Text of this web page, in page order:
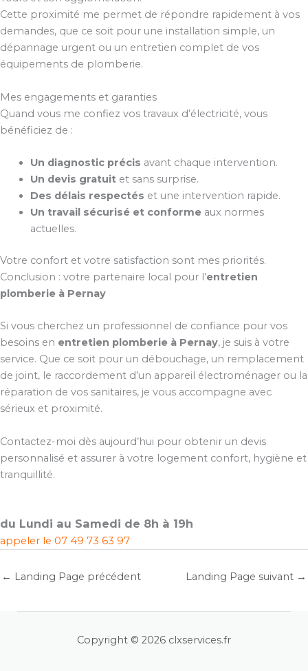
Cette proximité me permet de répondre rapidement à vos
demandes, que ce soit pour une installation simple, un
dépannage urgent ou un entretien complet de vos
équipements de plomberie.
Mes engagements et garanties
Quand vous me confiez vos travaux d’électricité, vous
bénéficiez de :
Un diagnostic précis avant chaque intervention.
Un devis gratuitet sans surprise.
Des délais respectés et une intervention rapide.
Un travail sécurisé et conformeaux normes
actuelles.
Votre confort et votre satisfaction sont mes priorités.
Conclusion : votre partenaire local pour l’entretien
plomberie à Pernay
Si vous cherchez un professionnel de confiance pour vos
besoins en entretien plomberie à Pernay, je suis à votre
service. Que ce soit pour un débouchage, un remplacement
de joint, le raccordement d’un appareil électroménager ou la
réparation de vos sanitaires, je vous accompagne avec
sérieux et proximité.
Contactez-moi dès aujourd’hui pour obtenir un devis
personnalisé et assurer à votre logement confort, hygiène et
tranquillité.
du Lundi au Samedi de 8h à 19h
appeler le 07 49 73 63 97
← Landing Page précédent Landing Page suivant →
Copyright © 2026 clxservices.fr